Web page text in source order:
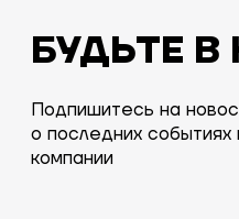
БУДЬТЕ В
Подпишитесь на
о последних событиях
компании